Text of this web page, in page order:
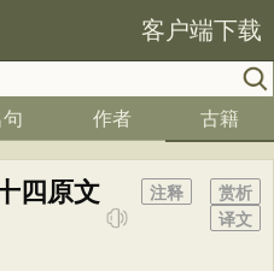
客户端下载
作者 古籍
四原文 赏析
注释
译文